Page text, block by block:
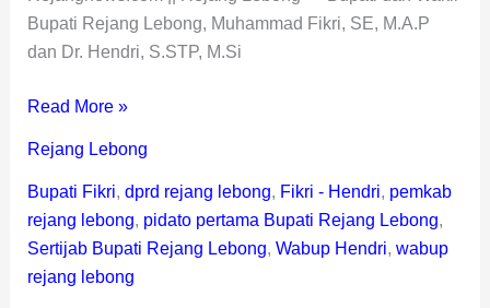
Bupati Rejang Lebong, Muhammad Fikri, SE, M.A.P
dan Dr. Hendri, S.STP, M.Si
Read More »
Rejang Lebong
Bupati Fikri, dprd rejang lebong, Fikri - Hendri, pemkab
rejang lebong, pidato pertama Bupati Rejang Lebong,
Sertijab Bupati Rejang Lebong, Wabup Hendri, wabup
rejang lebong